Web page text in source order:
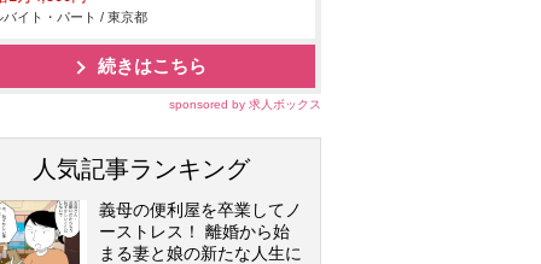
バイト・パート / 東京都
続きはこちら
sponsored by 求人ボックス
人気記事ランキング
義母の便利屋を卒業してノ
ーストレス！ 離婚から始
まる妻と娘の新たな人生に